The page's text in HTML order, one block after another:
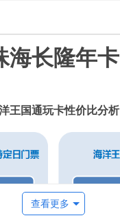
海长隆年卡
王国通玩卡性价比分析
查看更多